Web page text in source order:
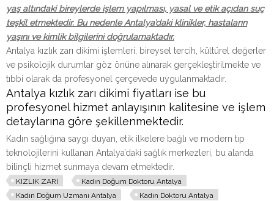
yaş altındaki bireylerde işlem yapılması, yasal ve etik açıdan suç
teşkil etmektedir. Bu nedenle Antalya’daki klinikler, hastaların
yaşını ve kimlik bilgilerini doğrulamaktadır.
Antalya kızlık zarı dikimi işlemleri, bireysel tercih, kültürel değerler
ve psikolojik durumlar göz önüne alınarak gerçekleştirilmekte ve
tıbbi olarak da profesyonel çerçevede uygulanmaktadır.
Antalya kızlık zarı dikimi fiyatları ise bu
profesyonel hizmet anlayışının kalitesine ve işlem
detaylarına göre şekillenmektedir.
Kadın sağlığına saygı duyan, etik ilkelere bağlı ve modern tıp
teknolojilerini kullanan Antalya’daki sağlık merkezleri, bu alanda
bilinçli hizmet sunmaya devam etmektedir.
KIZLIK ZARI
Kadın Doğum Doktoru Antalya
Kadın Doğum Uzmanı Antalya
Kadın Doktoru Antalya